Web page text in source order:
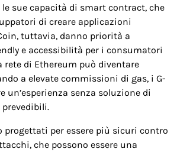
sue capacità di smart contract, che
di creare applicazioni
tuttavia, danno priorità a
e accessibilità per i consumatori
di Ethereum può diventare
a elevate commissioni di gas, i G-
un’esperienza senza soluzione di
progettati per essere più sicuri contro
che possono essere una